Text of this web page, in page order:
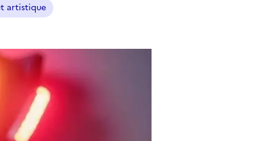
artistique